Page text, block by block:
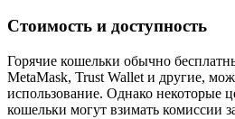
Стоимость и доступность
Горячие кошельки обычно
MetaMask, Trust Wallet и другие,
использование. Однако некоторые
кошельки могут взимать комиссии